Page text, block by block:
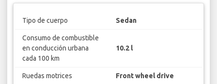
Tipo de cuerpo Sedan
Consumo de combustible
en conducción urbana
cada 100 km
10.2 l
Ruedas motrices Front wheel drive